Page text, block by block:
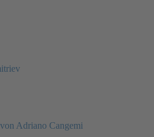
Adriano Cangemi